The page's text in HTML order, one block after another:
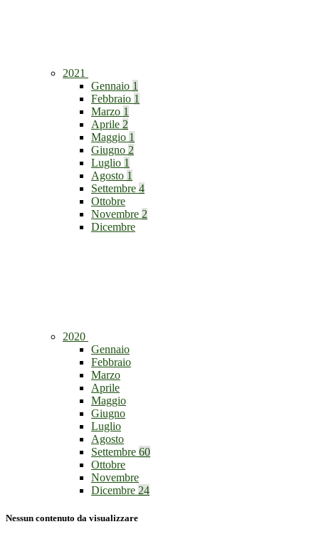
2021
Gennaio 1
Febbraio 1
Marzo 1
Aprile 2
Maggio 1
Giugno 2
Luglio 1
Agosto 1
Settembre 4
Ottobre
Novembre 2
Dicembre
2020
Gennaio
Febbraio
Marzo
Aprile
Maggio
Giugno
Luglio
Agosto
Settembre 60
Ottobre
Novembre
Dicembre 24
Nessun contenuto da visualizzare